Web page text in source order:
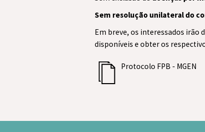
Sem resolução unilateral do
Em breve, os interessados irão
disponíveis e obter os
Protocolo FPB - MGEN